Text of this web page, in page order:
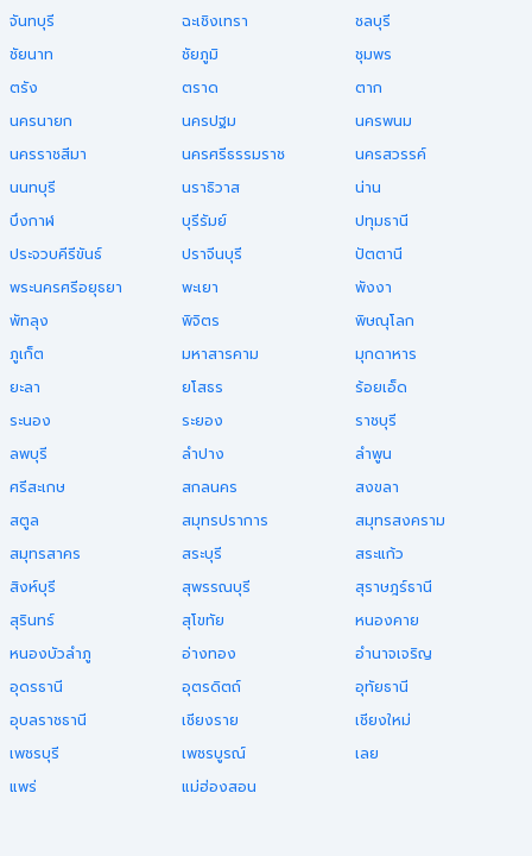
จันทบุรี
ฉะเชิงเทรา
ชลบุรี
ชัยนาท
ชัยภูมิ
ชุมพร
ตรัง
ตราด
ตาก
นครนายก
นครปฐม
นครพนม
นครราชสีมา
นครศรีธรรมราช
นครสวรรค์
นนทบุรี
นราธิวาส
น่าน
บึงกาฬ
บุรีรัมย์
ปทุมธานี
ประจวบคีรีขันธ์
ปราจีนบุรี
ปัตตานี
พระนครศรีอยุธยา
พะเยา
พังงา
พัทลุง
พิจิตร
พิษณุโลก
ภูเก็ต
มหาสารคาม
มุกดาหาร
ยะลา
ยโสธร
ร้อยเอ็ด
ระนอง
ระยอง
ราชบุรี
ลพบุรี
ลำปาง
ลำพูน
ศรีสะเกษ
สกลนคร
สงขลา
สตูล
สมุทรปราการ
สมุทรสงคราม
สมุทรสาคร
สระบุรี
สระแก้ว
สิงห์บุรี
สุพรรณบุรี
สุราษฎร์ธานี
สุรินทร์
สุโขทัย
หนองคาย
หนองบัวลำภู
อ่างทอง
อำนาจเจริญ
อุดรธานี
อุตรดิตถ์
อุทัยธานี
อุบลราชธานี
เชียงราย
เชียงใหม่
เพชรบุรี
เพชรบูรณ์
เลย
แพร่
แม่ฮ่องสอน